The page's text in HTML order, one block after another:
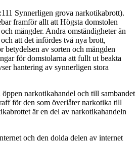
Synnerligen grova narkotikabrott).
framför allt att Högsta domstolen
mängder. Andra omständigheter än
att det infördes två nya brott,
av sorten och mängden
för domstolarna att fullt ut beakta
hantering av synnerligen stora
narkotikahandel och till sambandet
för den som överlåter narkotika till
är en del av narkotikahandeln
och den dolda delen av internet